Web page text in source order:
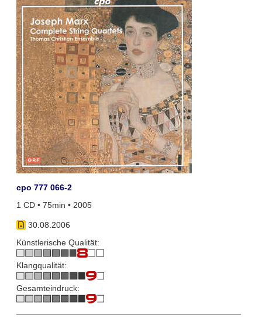
cpo 777 066-2
1 CD • 75min • 2005
30.08.2006
Künstlerische Qualität:
Klangqualität:
Gesamteindruck: